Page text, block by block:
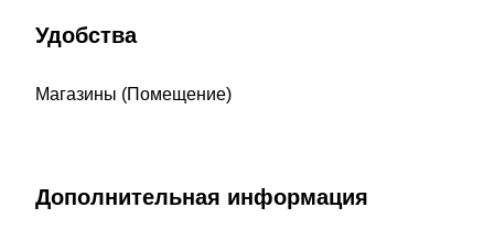
Удобства
Магазины (Помещение)
Дополнительная информация